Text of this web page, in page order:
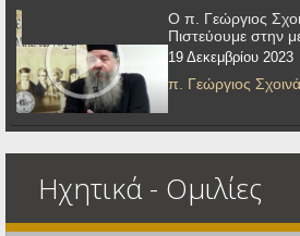
Ο π. Γεώργιος
Πιστεύουμε στην
19 Δεκεμβρίου 2023
π. Γεώργιος
Ηχητικά - Ομιλίες